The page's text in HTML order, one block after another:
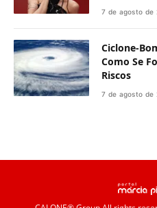
7 de agosto de
Ciclone-
Como Se
Riscos
7 de agosto de